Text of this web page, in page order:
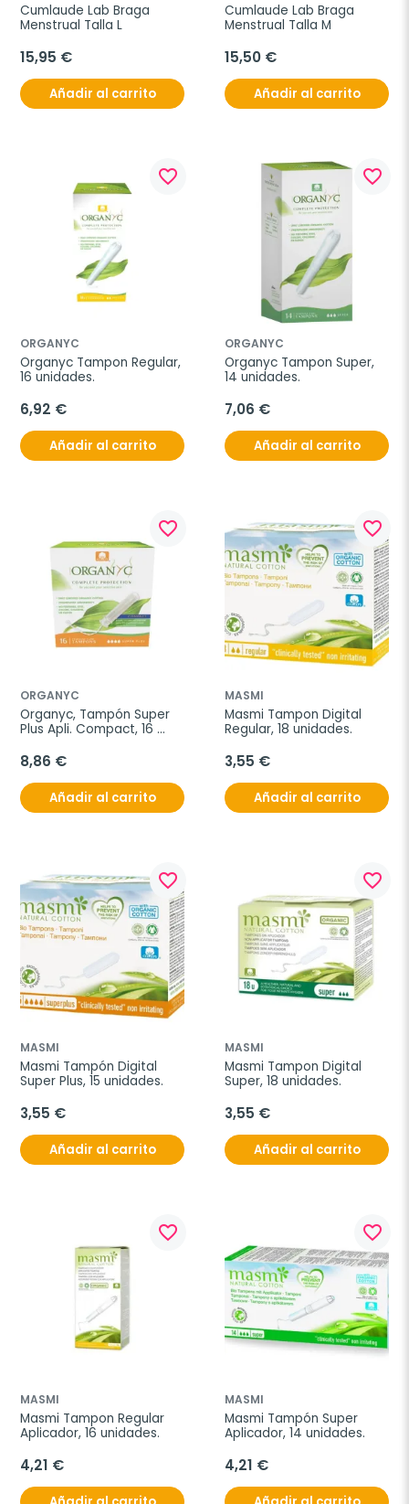
Cumlaude Lab Braga
Menstrual Talla L
15,95 €
Añadir al carrito
Cumlaude Lab Braga
Menstrual Talla M
15,50 €
Añadir al carrito
favorite_border
ORGANYC
Organyc Tampon Regular,
16 unidades.
6,92 €
Añadir al carrito
favorite_border
ORGANYC
Organyc Tampon Super,
14 unidades.
7,06 €
Añadir al carrito
favorite_border
ORGANYC
Organyc, Tampón Super
Plus Apli. Compact, 16
8,86 €
Añadir al carrito
favorite_border
MASMI
Masmi Tampon Digital
Regular, 18 unidades.
3,55 €
Añadir al carrito
favorite_border
MASMI
Masmi Tampón Digital
Super Plus, 15 unidades.
3,55 €
Añadir al carrito
favorite_border
MASMI
Masmi Tampon Digital
Super, 18 unidades.
3,55 €
Añadir al carrito
favorite_border
MASMI
Masmi Tampon Regular
Aplicador, 16 unidades.
4,21 €
favorite_border
MASMI
Masmi Tampón Super
Aplicador, 14 unidades.
4,21 €